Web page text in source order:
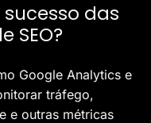
das
SEO?
Google Analytics e
tráfego,
e outras métricas